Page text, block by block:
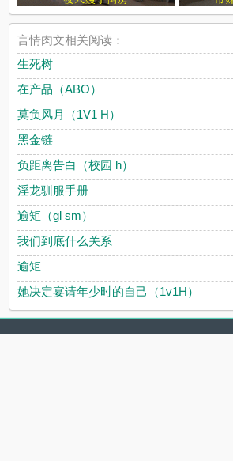
言情肉文相关阅读：
生死树
在产品（ABO）
莫负风月（1V1 H）
黑金链
负距离告白（校园 h）
淫龙驯服手册
逾矩（gl sm）
我们到底什么关系
逾矩
她决定宴请年少时的自己（1v1H）